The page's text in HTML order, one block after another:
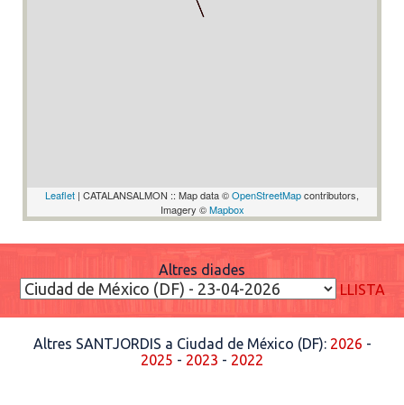
Leaflet | CATALANSALMON :: Map data ©OpenStreetMapcontributors,
Imagery ©Mapbox
Altres diades
LLISTA
Altres SANTJORDIS a Ciudad de México (DF): 2026 -
2025 - 2023 - 2022